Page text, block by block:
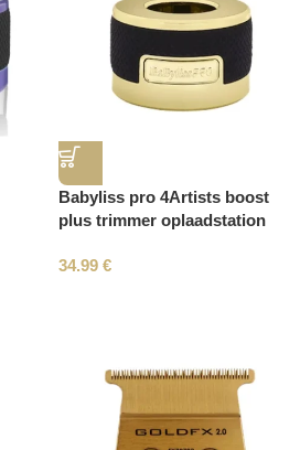
Babyliss pro 4Artists boost
plus trimmer oplaadstation
34.99 €